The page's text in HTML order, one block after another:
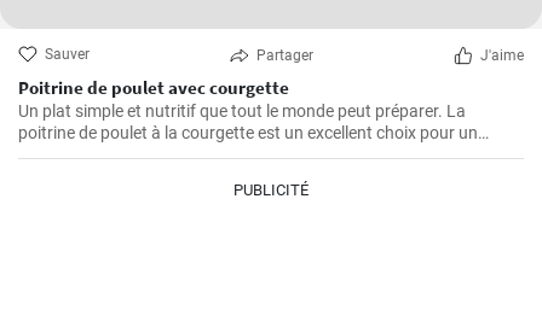
Sauver Partager J'aime
Poitrine de poulet avec courgette
Un plat simple et nutritif que tout le monde peut préparer. La
poitrine de poulet à la courgette est un excellent choix pour un
déjeuner ou un dîner rapide.
PUBLICITÉ